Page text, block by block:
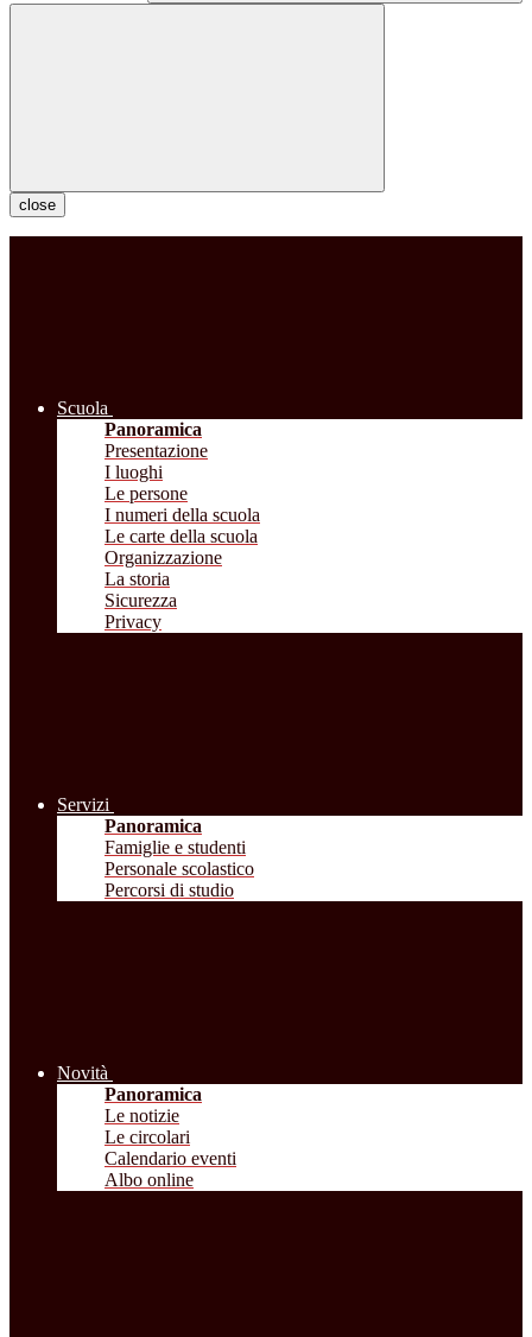
close
Scuola
Panoramica
Presentazione
I luoghi
Le persone
I numeri della scuola
Le carte della scuola
Organizzazione
La storia
Sicurezza
Privacy
Servizi
Panoramica
Famiglie e studenti
Personale scolastico
Percorsi di studio
Novità
Panoramica
Le notizie
Le circolari
Calendario eventi
Albo online